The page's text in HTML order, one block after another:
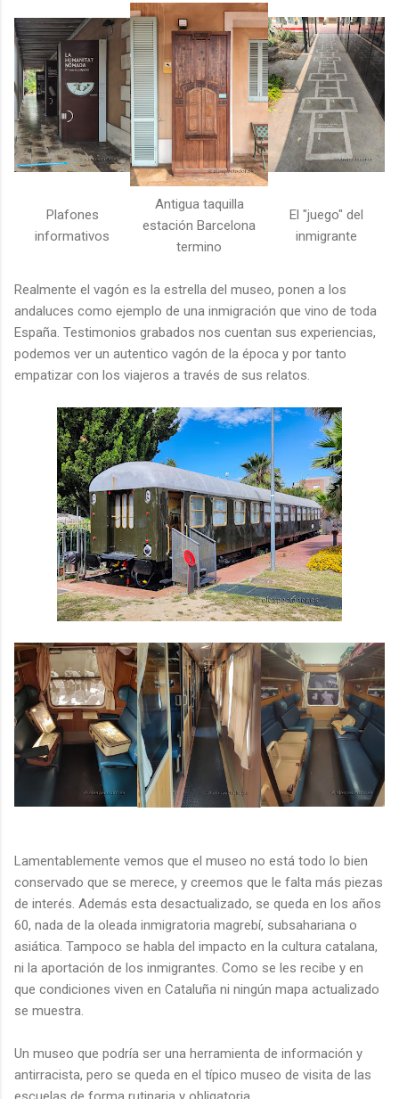
Plafones
informativos
Antigua taquilla
estación Barcelona
termino
El "juego" del
inmigrante
Realmente el vagón es la estrella del museo, ponen a los
andaluces como ejemplo de una inmigración que vino de toda
España. Testimonios grabados nos cuentan sus experiencias,
podemos ver un autentico vagón de la época y por tanto
empatizar con los viajeros a través de sus relatos.
Lamentablemente vemos que el museo no está todo lo bien
conservado que se merece, y creemos que le falta más piezas
de interés. Además esta desactualizado, se queda en los años
60, nada de la oleada inmigratoria magrebí, subsahariana o
asiática. Tampoco se habla del impacto en la cultura catalana,
ni la aportación de los inmigrantes. Como se les recibe y en
que condiciones viven en Cataluña ni ningún mapa actualizado
se muestra.
Un museo que podría ser una herramienta de información y
antirracista, pero se queda en el típico museo de visita de las